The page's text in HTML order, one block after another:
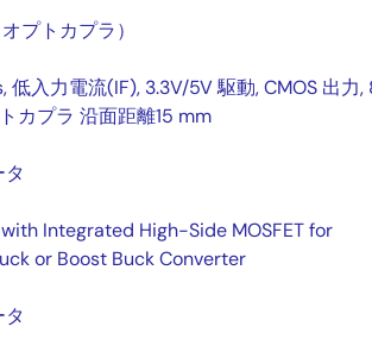
プトカプラ）
低入力電流(IF), 3.3V/5V 駆動, CMOS 出力,
カプラ 沿面距離15 mm
Integrated High-Side MOSFET for
or Boost Buck Converter